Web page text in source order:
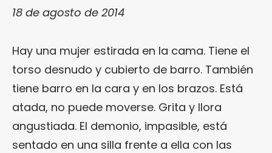
18 de agosto de 2014
Hay una mujer estirada en la cama. Tiene el
torso desnudo y cubierto de barro. También
tiene barro en la cara y en los brazos. Está
atada, no puede moverse. Grita y llora
angustiada. El demonio, impasible, está
sentado en una silla frente a ella con las